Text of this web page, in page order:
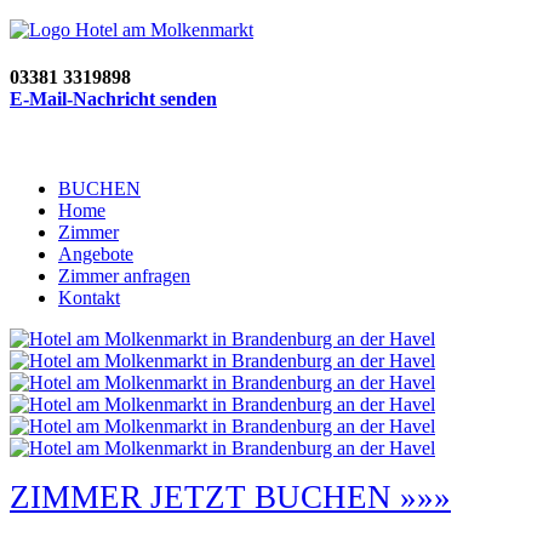
03381 3319898
E-Mail-Nachricht senden
BUCHEN
Home
Zimmer
Angebote
Zimmer anfragen
Kontakt
ZIMMER JETZT BUCHEN »»»